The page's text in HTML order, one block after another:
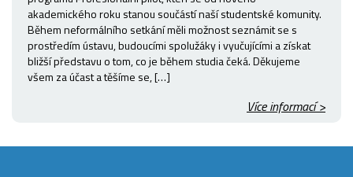
akademického roku stanou součástí naší studentské komunity.
Během neformálního setkání měli možnost seznámit se s
prostředím ústavu, budoucími spolužáky i vyučujícími a získat
bližší představu o tom, co je během studia čeká. Děkujeme
všem za účast a těšíme se, […]
Více informací >